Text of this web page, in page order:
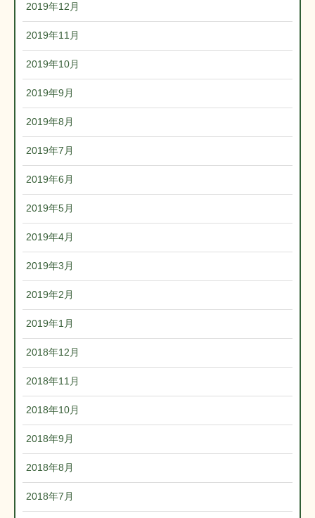
2019年12月
2019年11月
2019年10月
2019年9月
2019年8月
2019年7月
2019年6月
2019年5月
2019年4月
2019年3月
2019年2月
2019年1月
2018年12月
2018年11月
2018年10月
2018年9月
2018年8月
2018年7月